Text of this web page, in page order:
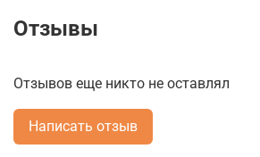
Отзывы
Отзывов еще никто не оставлял
Написать отзыв